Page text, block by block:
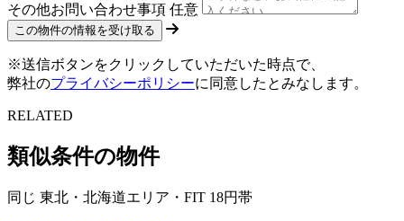
その他お問い合わせ事項 任意
※送信ボタンをクリックしていただいた時点で、
弊社のプライバシーポリシーに同意したとみなします。
RELATED
類似条件の物件
同じ 東北・北海道エリア・FIT 18円帯